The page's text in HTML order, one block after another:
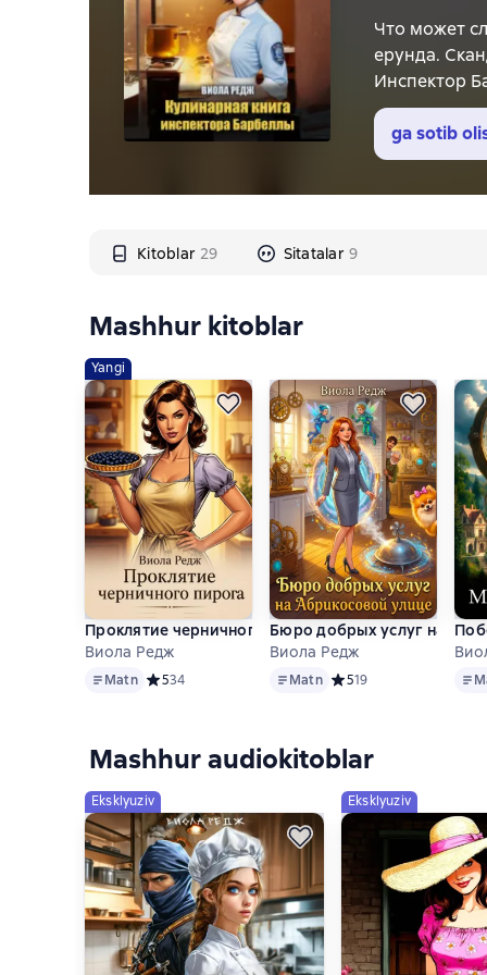
Что может
ерунда.
Инспектор
самого
настоящее
парочка
ga sotib
Kitoblar 29 Sitatalar 9
Mashhur kitoblar
Yangi
Проклятие черничного пирога
Виола Редж
MatnMatn Средний рейтинг 5 на основе 34 оценок
534
Бюро добрых услуг на
Виола Редж
MatnMatn Средний рейтинг 5 на
519 Matn
Mashhur audiokitoblar
Eksklyuziv Eksklyuziv